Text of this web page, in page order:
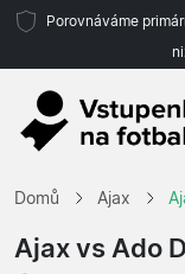
Porovnáváme
Domů Ajax
Ajax vs Ado